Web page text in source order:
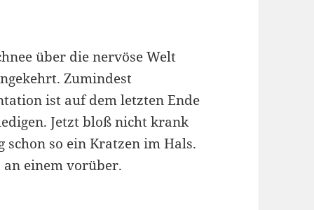
über die nervöse Welt
Zumindest
ist auf dem letzten Ende
Jetzt bloß nicht krank
schon so ein Kratzen im Hals.
an einem vorüber.